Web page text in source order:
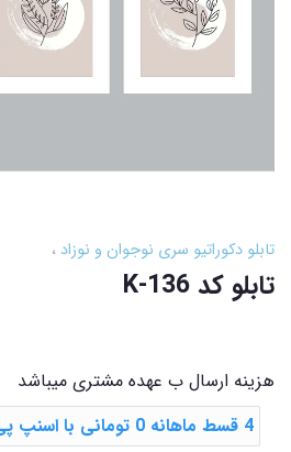
تابلو دکوراتیو سری نوجوان و نوزاد
تابلو کد K-136
هزینه ارسال ب عهده مشتری میباشد
4 قسط ماهانه 0 تومانی با اسنپ ‌پی